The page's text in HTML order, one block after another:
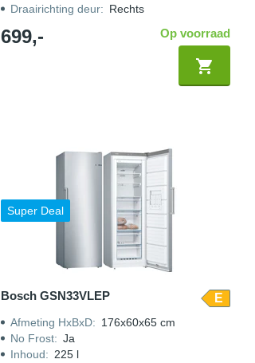
Draairichting deur: Rechts
699,- Op voorraad
Super Deal
Bosch GSN33VLEP E
Afmeting HxBxD: 176x60x65 cm
No Frost: Ja
Inhoud: 225 l